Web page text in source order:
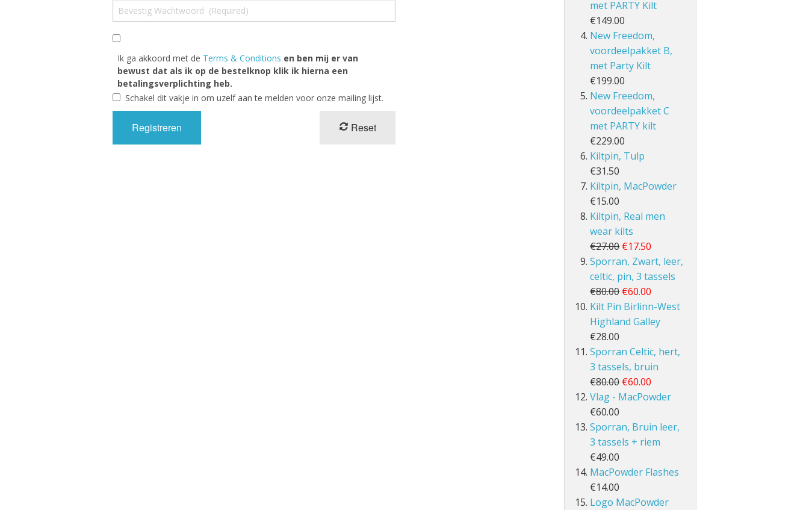
Ik ga akkoord met de Terms & Conditions en ben mij er van
bewust dat als ik op de bestelknop klik ik hierna een
betalingsverplichting heb.
Schakel dit vakje in om uzelf aan te melden voor onze mailing lijst.
Reset
met PARTY Kilt
€149.00
New Freedom,
voordeelpakket B,
met Party Kilt
€199.00
New Freedom,
voordeelpakket C
met PARTY kilt
€229.00
Kiltpin, Tulp
€31.50
Kiltpin, MacPowder
€15.00
Kiltpin, Real men
wear kilts
€27.00 €17.50
Sporran, Zwart, leer,
celtic, pin, 3 tassels
€80.00 €60.00
Kilt Pin Birlinn-West
Highland Galley
€28.00
Sporran Celtic, hert,
3 tassels, bruin
€80.00 €60.00
Vlag - MacPowder
€60.00
Sporran, Bruin leer,
3 tassels + riem
€49.00
MacPowder Flashes
€14.00
Logo MacPowder